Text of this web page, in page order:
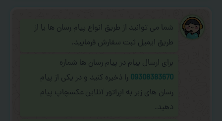
شما می توانید از طریق انواع پیام رسان ها یا از
طریق ایمیل ثبت سفارش فرمایید.
برای ارسال پیام در پیام رسان ها شماره
09308383670 را ذخیره کنید و در یکی از پیام
رسان های زیر به اپراتور آنلاین عکسچاپ پیام
دهید.